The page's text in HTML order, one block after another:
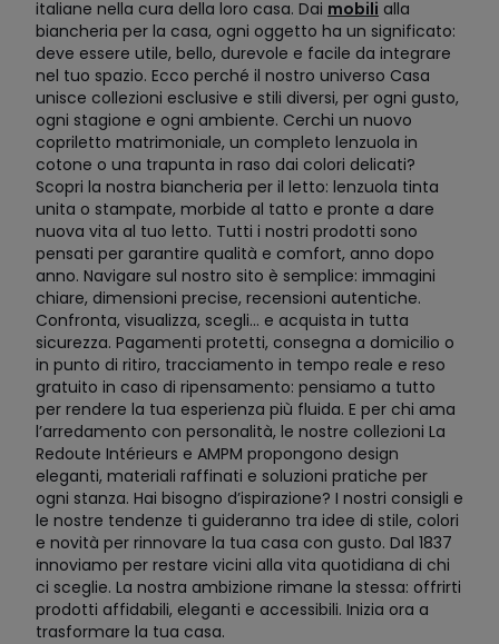
italiane nella cura della loro casa. Dai mobili alla
biancheria per la casa, ogni oggetto ha un significato:
deve essere utile, bello, durevole e facile da integrare
nel tuo spazio. Ecco perché il nostro universo Casa
unisce collezioni esclusive e stili diversi, per ogni gusto,
ogni stagione e ogni ambiente. Cerchi un nuovo
copriletto matrimoniale, un completo lenzuola in
cotone o una trapunta in raso dai colori delicati?
Scopri la nostra biancheria per il letto: lenzuola tinta
unita o stampate, morbide al tatto e pronte a dare
nuova vita al tuo letto. Tutti i nostri prodotti sono
pensati per garantire qualità e comfort, anno dopo
anno. Navigare sul nostro sito è semplice: immagini
chiare, dimensioni precise, recensioni autentiche.
Confronta, visualizza, scegli… e acquista in tutta
sicurezza. Pagamenti protetti, consegna a domicilio o
in punto di ritiro, tracciamento in tempo reale e reso
gratuito in caso di ripensamento: pensiamo a tutto
per rendere la tua esperienza più fluida. E per chi ama
l’arredamento con personalità, le nostre collezioni La
Redoute Intérieurs e AMPM propongono design
eleganti, materiali raffinati e soluzioni pratiche per
ogni stanza. Hai bisogno d’ispirazione? I nostri consigli e
le nostre tendenze ti guideranno tra idee di stile, colori
e novità per rinnovare la tua casa con gusto. Dal 1837
innoviamo per restare vicini alla vita quotidiana di chi
ci sceglie. La nostra ambizione rimane la stessa: offrirti
prodotti affidabili, eleganti e accessibili. Inizia ora a
trasformare la tua casa.